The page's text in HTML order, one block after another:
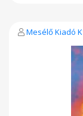
Mesélő Kiadó